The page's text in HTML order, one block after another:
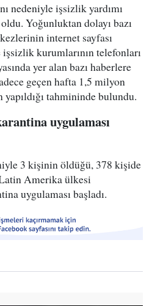
nedeniyle işsizlik yardımı
Yoğunluktan dolayı bazı
internet sayfası
kurumlarının telefonları
yer alan bazı haberlere
geçen hafta 1,5 milyon
tahmininde bulundu.
uygulaması
3 kişinin öldüğü, 378 kişide
Amerika ülkesi
uygulaması başladı.